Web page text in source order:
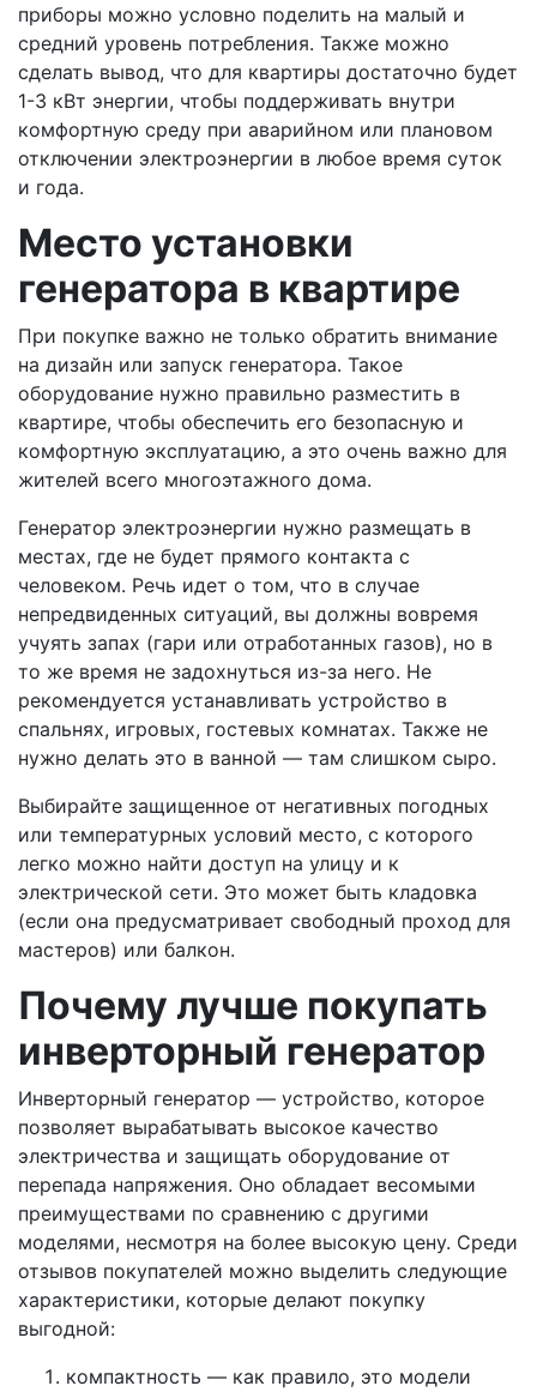
приборы можно условно поделить на малый и
средний уровень потребления. Также можно
сделать вывод, что для квартиры достаточно будет
1-3 кВт энергии, чтобы поддерживать внутри
комфортную среду при аварийном или плановом
отключении электроэнергии в любое время суток
и года.
Место установки
генератора в квартире
При покупке важно не только обратить внимание
на дизайн или запуск генератора. Такое
оборудование нужно правильно разместить в
квартире, чтобы обеспечить его безопасную и
комфортную эксплуатацию, а это очень важно для
жителей всего многоэтажного дома.
Генератор электроэнергии нужно размещать в
местах, где не будет прямого контакта с
человеком. Речь идет о том, что в случае
непредвиденных ситуаций, вы должны вовремя
учуять запах (гари или отработанных газов), но в
то же время не задохнуться из-за него. Не
рекомендуется устанавливать устройство в
спальнях, игровых, гостевых комнатах. Также не
нужно делать это в ванной — там слишком сыро.
Выбирайте защищенное от негативных погодных
или температурных условий место, с которого
легко можно найти доступ на улицу и к
электрической сети. Это может быть кладовка
(если она предусматривает свободный проход для
мастеров) или балкон.
Почему лучше покупать
инверторный генератор
Инверторный генератор — устройство, которое
позволяет вырабатывать высокое качество
электричества и защищать оборудование от
перепада напряжения. Оно обладает весомыми
преимуществами по сравнению с другими
моделями, несмотря на более высокую цену. Среди
отзывов покупателей можно выделить следующие
характеристики, которые делают покупку
выгодной:
компактность — как правило, это модели